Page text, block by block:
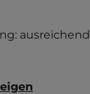
ausreichend